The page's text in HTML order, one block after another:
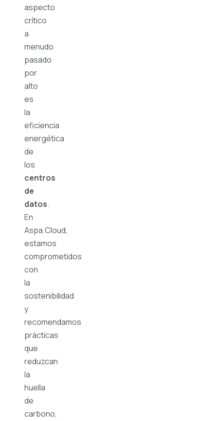
aspecto
crítico
a
menudo
pasado
por
alto
es
la
eficiencia
energética
de
los
centros
de
datos.
En
Aspa.Cloud,
estamos
comprometidos
con
la
sostenibilidad
y
recomendamos
prácticas
que
reduzcan
la
huella
de
carbono,